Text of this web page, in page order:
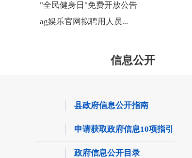
"全民健身日"免费开放公告
ag娱乐官网拟聘用人员...
信息公开
县政府信息公开指南
申请获取政府信息10项指引
政府信息公开目录